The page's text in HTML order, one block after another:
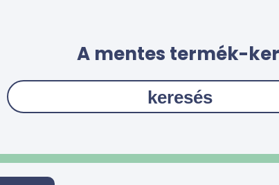
A mentes termék-